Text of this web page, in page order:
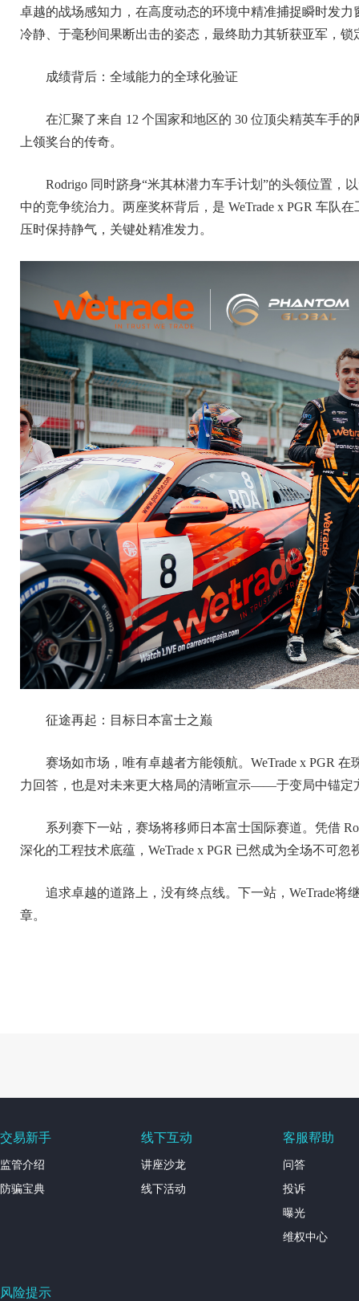
卓越的战场感知力，在高度动态的环境中精准捕捉瞬时发
冷静、于毫秒间果断出击的姿态，最终助力其斩获亚军，
成绩背后：全域能力的全球化验证
在汇聚了来自 12 个国家和地区的 30 位顶尖精英车手
上领奖台的传奇。
Rodrigo 同时跻身“米其林潜力车手计划”的头领位置，
中的竞争统治力。两座奖杯背后，是 WeTrade x PGR 车
压时保持静气，关键处精准发力。
征途再起：目标日本富士之巅
赛场如市场，唯有卓越者方能领航。WeTrade x PGR
力回答，也是对未来更大格局的清晰宣示——于变局中锚定
系列赛下一站，赛场将移师日本富士国际赛道。凭借
深化的工程技术底蕴，WeTrade x PGR 已然成为全场不可
追求卓越的道路上，没有终点线。下一站，WeTrade
章。
交易新手
监管介绍
防骗宝典
线下互动
讲座沙龙
线下活动
客服帮助
问答
投诉
曝光
维权中心
风险提示